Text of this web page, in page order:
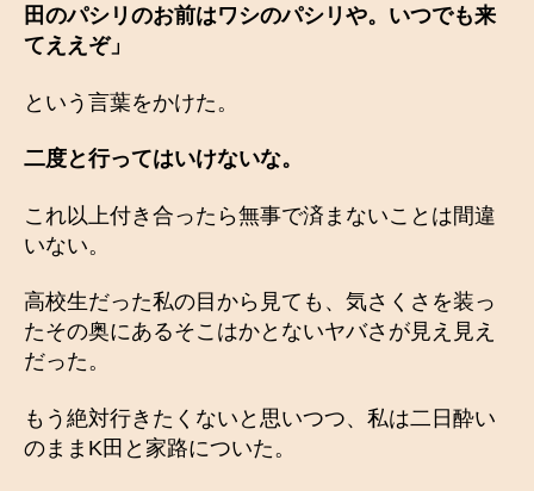
田のパシリのお前はワシのパシリや。いつでも来
てええぞ」
という言葉をかけた。
二度と行ってはいけないな。
これ以上付き合ったら無事で済まないことは間違
いない。
高校生だった私の目から見ても、気さくさを装っ
たその奥にあるそこはかとないヤバさが見え見え
だった。
もう絶対行きたくないと思いつつ、私は二日酔い
のままK田と家路についた。